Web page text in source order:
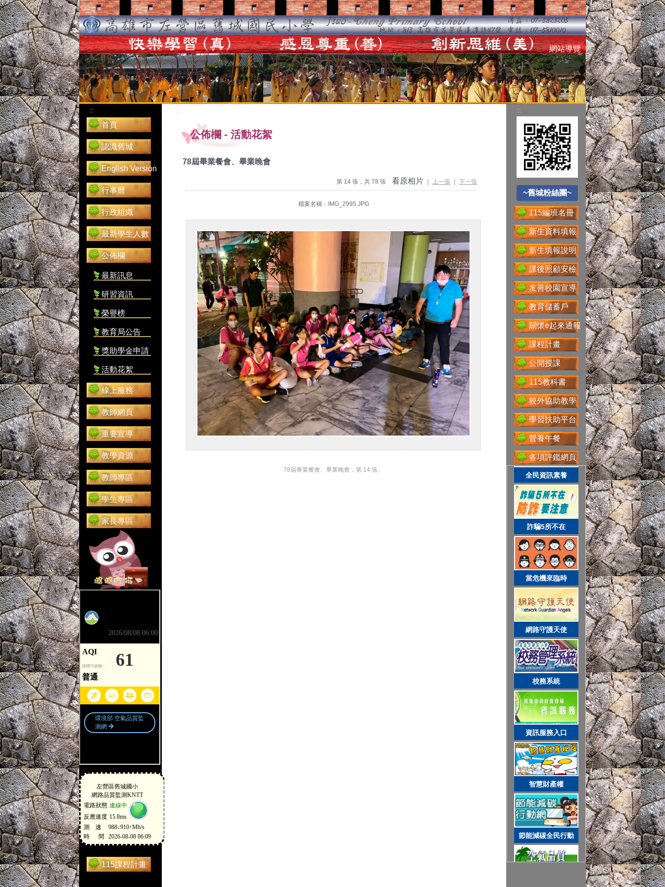
::: 網站導覽
:::
首頁
認識舊城
English Version
行事曆
行政組織
最新學生人數
公佈欄
最新訊息
研習資訊
榮譽榜
教育局公告
獎助學金申請
活動花絮
線上服務
教師網頁
重要宣導
教學資源
教師專區
學生專區
家長專區
115課程計畫
:::
公佈欄 - 活動花絮
78屆畢業餐會、畢業晚會
第 14 張，共 78 張 看原相片 上一張 下一張
檔案名稱：IMG_2995.JPG
78屆畢業餐會、畢業晚會，第 14 張。
:::
~舊城粉絲團~
~舊城粉絲團~
115編班名冊
新生資料填報
新生填報說明
課後照顧安檢
友善校園宣導
教育儲蓄戶
關懷e起來通報
課程計畫
公開授課
115教科書
校外協助教學
學習扶助平台
營養午餐
各項評鑑網頁
網路守護天使
校務系統
資訊服務入口
智慧財產權
節能減碳全民行動
空氣品質監測站
空氣品質監測站
圓夢助學網
圓夢助學網
遊戲軟體分級制
Office365
送子鳥資訊服務
Google For
Education
性別主流化專區
科技大觀園
省水好習慣
全民資訊素養
詐騙5所不在
當危機來臨時
網路守護天使
校務系統
資訊服務入口
智慧財產權
節能減碳全民行動